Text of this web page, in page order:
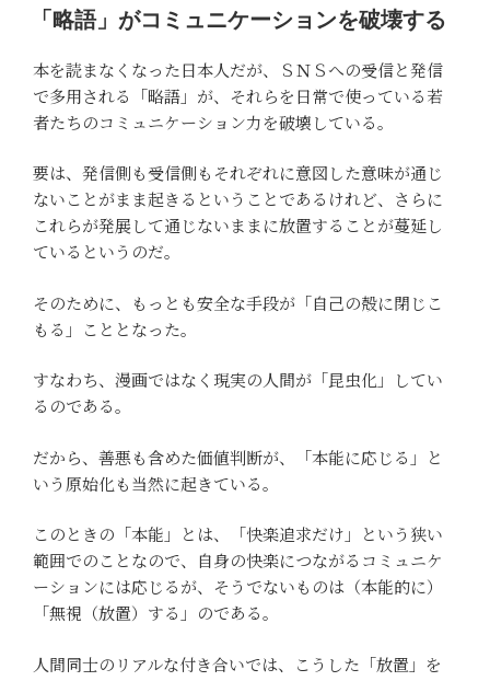
「略語」がコミュニケーションを破壊する
本を読まなくなった日本人だが、ＳＮＳへの受信と発信
で多用される「略語」が、それらを日常で使っている若
者たちのコミュニケーション力を破壊している。
要は、発信側も受信側もそれぞれに意図した意味が通じ
ないことがまま起きるということであるけれど、さらに
これらが発展して通じないままに放置することが蔓延し
ているというのだ。
そのために、もっとも安全な手段が「自己の殻に閉じこ
もる」こととなった。
すなわち、漫画ではなく現実の人間が「昆虫化」してい
るのである。
だから、善悪も含めた価値判断が、「本能に応じる」と
いう原始化も当然に起きている。
このときの「本能」とは、「快楽追求だけ」という狭い
範囲でのことなので、自身の快楽につながるコミュニケ
ーションには応じるが、そうでないものは（本能的に）
「無視（放置）する」のである。
人間同士のリアルな付き合いでは、こうした「放置」を